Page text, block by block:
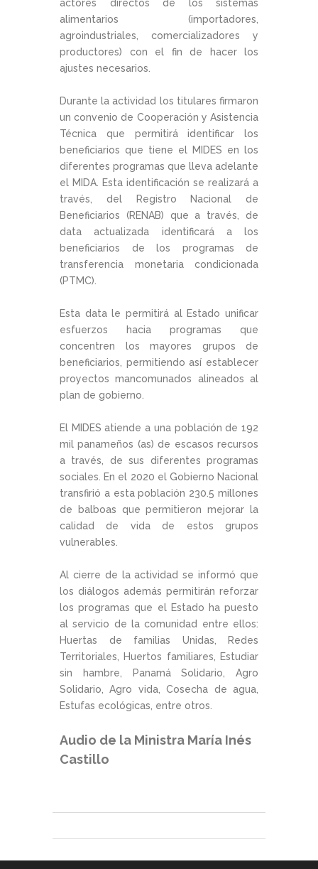
actores directos de los sistemas
alimentarios (importadores,
agroindustriales, comercializadores y
productores) con el fin de hacer los
ajustes necesarios.
Durante la actividad los titulares firmaron
un convenio de Cooperación y Asistencia
Técnica que permitirá identificar los
beneficiarios que tiene el MIDES en los
diferentes programas que lleva adelante
el MIDA. Esta identificación se realizará a
través, del Registro Nacional de
Beneficiarios (RENAB) que a través, de
data actualizada identificará a los
beneficiarios de los programas de
transferencia monetaria condicionada
(PTMC).
Esta data le permitirá al Estado unificar
esfuerzos hacia programas que
concentren los mayores grupos de
beneficiarios, permitiendo así establecer
proyectos mancomunados alineados al
plan de gobierno.
El MIDES atiende a una población de 192
mil panameños (as) de escasos recursos
a través, de sus diferentes programas
sociales. En el 2020 el Gobierno Nacional
transfirió a esta población 230.5 millones
de balboas que permitieron mejorar la
calidad de vida de estos grupos
vulnerables.
Al cierre de la actividad se informó que
los diálogos además permitirán reforzar
los programas que el Estado ha puesto
al servicio de la comunidad entre ellos:
Huertas de familias Unidas, Redes
Territoriales, Huertos familiares, Estudiar
sin hambre, Panamá Solidario, Agro
Solidario, Agro vida, Cosecha de agua,
Estufas ecológicas, entre otros.
Audio de la Ministra María Inés
Castillo